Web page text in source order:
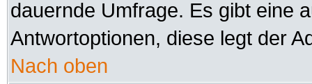
dauernde Umfrage. Es gibt eine
Antwortoptionen, diese legt der
Nach oben